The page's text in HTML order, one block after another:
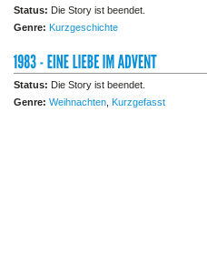
Status: Die Story ist beendet.
Genre: Kurzgeschichte
Status: Die Story ist beendet.
Genre: Weihnachten Kurzgefasst